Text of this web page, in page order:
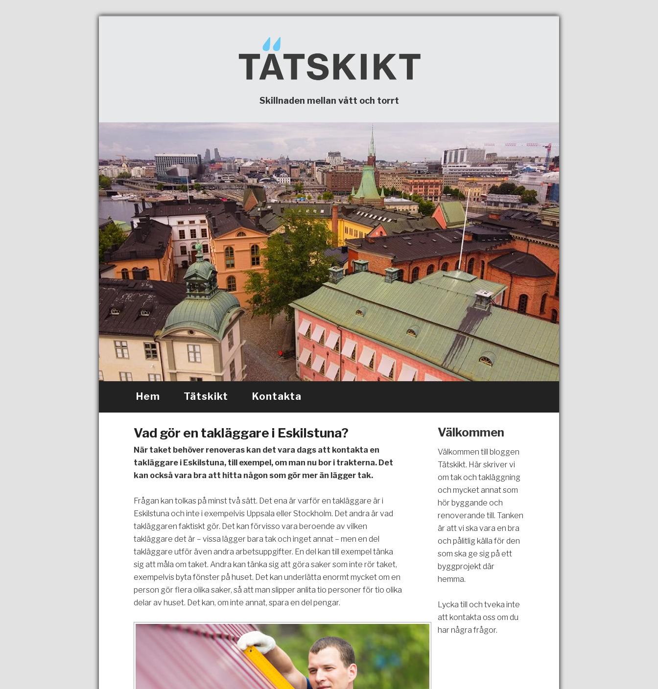
Skillnaden mellan vått och torrt
Hem Tätskikt Kontakta
Vad gör en takläggare i Eskilstuna?
När taket behöver renoveras kan det vara dags att kontakta en
takläggare i Eskilstuna, till exempel, om man nu bor i trakterna. Det
kan också vara bra att hitta någon som gör mer än lägger tak.
Frågan kan tolkas på minst två sätt. Det ena är varför en takläggare är i
Eskilstuna och inte i exempelvis Uppsala eller Stockholm. Det andra är vad
takläggaren faktiskt gör. Det kan förvisso vara beroende av vilken
takläggare det är – vissa lägger bara tak och inget annat – men en del
takläggare utför även andra arbetsuppgifter. En del kan till exempel tänka
sig att måla om taket. Andra kan tänka sig att göra saker som inte rör taket,
exempelvis byta fönster på huset. Det kan underlätta enormt mycket om en
person gör flera olika saker, så att man slipper anlita tio personer för tio olika
delar av huset. Det kan, om inte annat, spara en del pengar.
Välkommen
Välkommen till bloggen
Tätskikt. Här skriver vi
om tak och takläggning
och mycket annat som
hör byggande och
renoverande till. Tanken
är att vi ska vara en bra
och pålitlig källa för den
som ska ge sig på ett
byggprojekt där
hemma.
Lycka till och tveka inte
att kontakta oss om du
har några frågor.